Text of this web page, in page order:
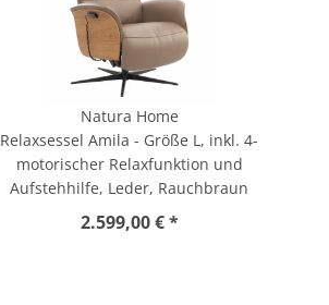
Natura Home
Relaxsessel Amila - Größe L, inkl. 4-
motorischer Relaxfunktion und
Aufstehhilfe, Leder, Rauchbraun
2.599,00 € *